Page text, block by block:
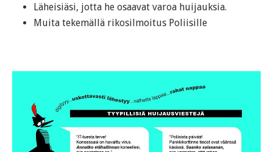
Läheisiäsi, jotta he osaavat varoa huijauksia.
Muita tekemällä rikosilmoitus Poliisille